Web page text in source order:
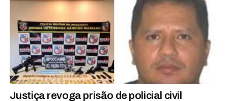
Justiça revoga prisão de policial civil